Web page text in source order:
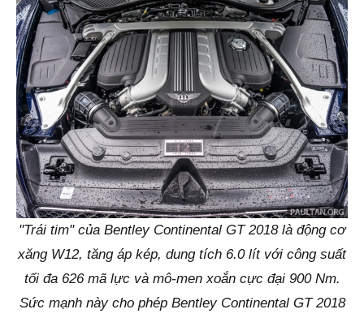
"Trái tim" của Bentley Continental GT 2018 là động cơ
xăng W12, tăng áp kép, dung tích 6.0 lít với công suất
tối đa 626 mã lực và mô-men xoắn cực đại 900 Nm.
Sức mạnh này cho phép Bentley Continental GT 2018